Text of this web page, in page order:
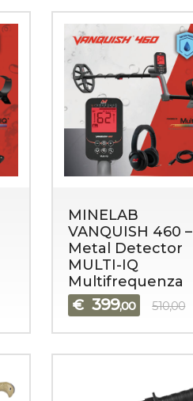
MINELAB
VANQUISH 460 –
Metal Detector
MULTI-IQ
Multifrequenza
€ 399,00 510,00